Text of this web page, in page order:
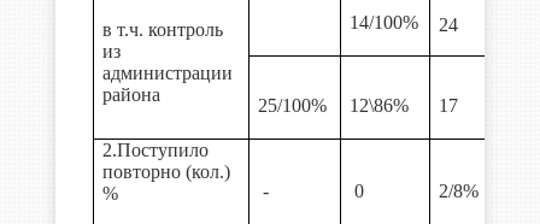
в т.ч. контроль
из
администрации
района
14/100%
24
25/100% 12\86% 17
2.Поступило
повторно (кол.)
%
- 0 2/8%